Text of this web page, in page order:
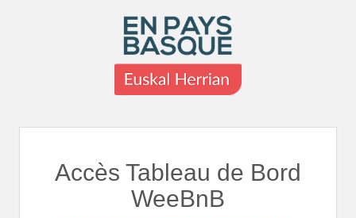
Accès Tableau de Bord
WeeBnB